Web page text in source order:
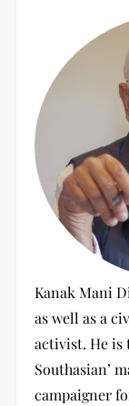
Kanak Mani
as well as a
activist. He is
Southasian’
campaigner